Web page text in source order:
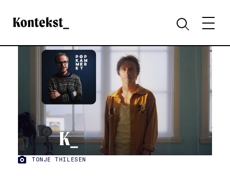
Kontekst
SØKMENY
FOTO:
TONJE THILESEN